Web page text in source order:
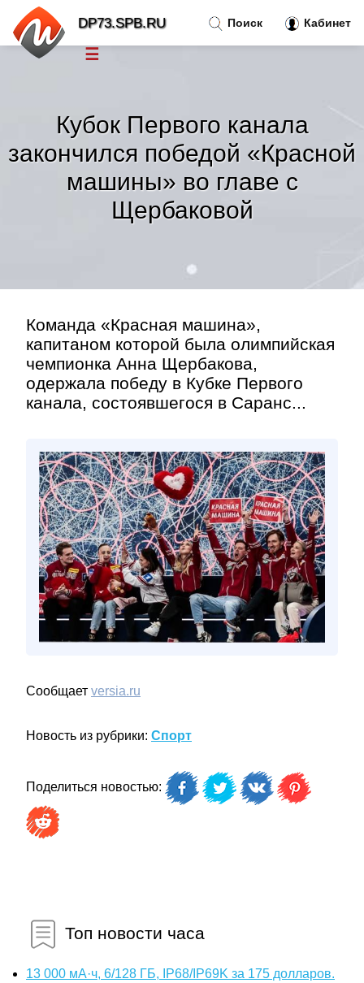
Кубок Первого канала
закончился победой «Красной
машины» во главе с
Щербаковой
Команда «Красная машина»,
капитаном которой была олимпийская
чемпионка Анна Щербакова,
одержала победу в Кубке Первого
канала, состоявшегося в Саранс...
Сообщает versia.ru
Новость из рубрики: Спорт
Поделиться новостью:
Топ новости часа
13 000 мА·ч, 6/128 ГБ, IP68/IP69K за 175 долларов.
Поиск Кабинет
DP73.SPB.RU
☰
Тренды новостей
Рубрики»